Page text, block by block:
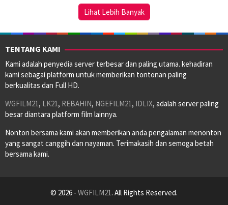
Lihat Lebih Banyak
TENTANG KAMI
Kami adalah penyedia server terbesar dan paling utama. kehadiran
kami sebagai platform untuk memberikan tontonan paling
berkualitas dan Full HD.
WGFILM21, LK21, REBAHIN, NGEFILM21, IDLIX, adalah server paling
besar diantara platform film lainnya.
Nonton bersama kami akan memberikan anda pengalaman menonton
yang sangat canggih dan nayaman. Terimakasih dan semoga betah
bersama kami.
© 2026 - WGFILM21. All Rights Reserved.